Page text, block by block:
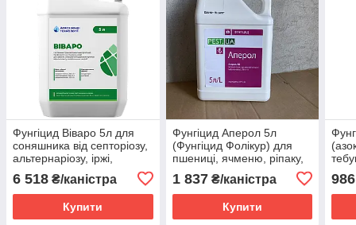
Фунгіцид Віваро 5л для
соняшника від септоріозу,
альтернаріозу, іржі,
6 518 ₴/каністра
Купити
Фунгіцид Аперол 5л
(Фунгіцид Фолікур) для
пшениці, ячменю, ріпаку,
тебуконазол)
1 837₴/каністра
Купити
986